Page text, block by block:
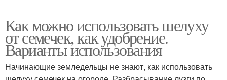
Как можно использовать шелуху
от семечек, как удобрение.
Варианты использования
Начинающие земледельцы не знают, как использовать